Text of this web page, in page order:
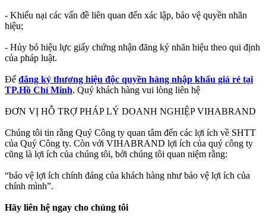
- Khiếu nại các vấn đề liên quan đến xác lập, bảo vệ quyền nhãn
hiệu;
- Hủy bỏ hiệu lực giấy chứng nhận đăng ký nhãn hiệu theo qui định
của pháp luật.
Để đăng ký thương hiệu độc quyền hàng nhập khẩu giá rẻ tại
TP.Hồ Chí Minh. Quý khách hàng vui lòng liên hệ
ĐƠN VỊ HỖ TRỢ PHÁP LÝ DOANH NGHIỆP VIHABRAND
Chúng tôi tin rằng Quý Công ty quan tâm đến các lợi ích về SHTT
của Quý Công ty. Còn với VIHABRAND lợi ích của quý công ty
cũng là lợi ích của chúng tôi, bởi chúng tôi quan niệm rằng:
“bảo vệ lợi ích chính đáng của khách hàng như bảo vệ lợi ích của
chính mình”.
Hãy liên hệ ngay cho chúng tôi